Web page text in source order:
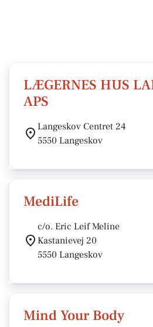
LÆGERNES HUS
APS
Langeskov Centret 24
5550 Langeskov
MediLife
c/o. Eric Leif Meline
Kastanievej 20
5550 Langeskov
Mind Your Body